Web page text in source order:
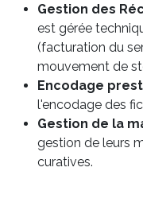
Gestion des
est gérée
(facturation du
mouvement de
Encodage
l'encodage des
Gestion de la
gestion de leurs
curatives.